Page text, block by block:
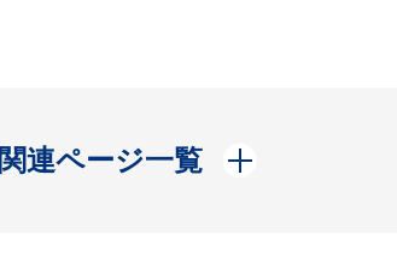
関連ページ一覧
開く